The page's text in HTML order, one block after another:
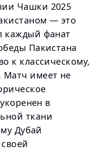
Чашки 2025
— это
каждый фанат
Пакистана
к классическому,
Матч имеет не
в
ткани
Дубай